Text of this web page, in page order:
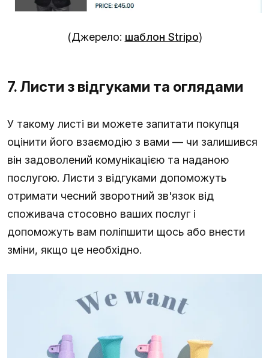
(Джерело: шаблон Stripo)
7. Листи з відгуками та оглядами
У такому листі ви можете запитати покупця
оцінити його взаємодію з вами — чи залишився
він задоволений комунікацією та наданою
послугою. Листи з відгуками допоможуть
отримати чесний зворотний зв'язок від
споживача стосовно ваших послуг і
допоможуть вам поліпшити щось або внести
зміни, якщо це необхідно.